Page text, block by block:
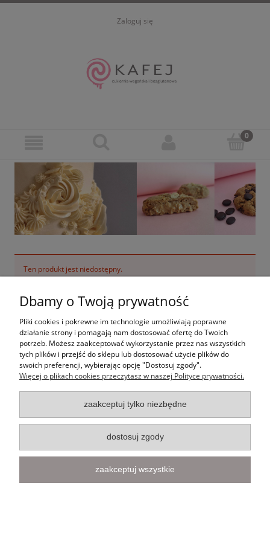
Zaloguj się
Ten produkt jest niedostępny.
Informacje
pokaż pełną wersję strony
Sklep internetowy Shoper.pl
Dbamy o Twoją prywatność
Pliki cookies i pokrewne im technologie umożliwiają poprawne
działanie strony i pomagają nam dostosować ofertę do Twoich
potrzeb. Możesz zaakceptować wykorzystanie przez nas wszystkich
tych plików i przejść do sklepu lub dostosować użycie plików do
swoich preferencji, wybierając opcję "Dostosuj zgody".
Więcej o plikach cookies przeczytasz w naszej Polityce prywatności.
zaakceptuj tylko niezbędne
dostosuj zgody
zaakceptuj wszystkie